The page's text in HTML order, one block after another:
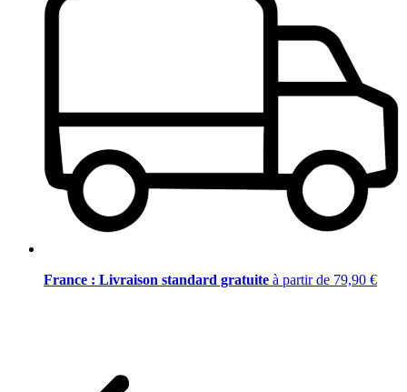
France : Livraison standard gratuite à partir de 79,90 €